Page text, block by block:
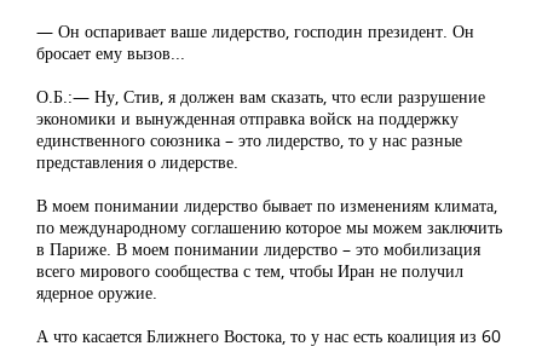
— Он оспаривает ваше лидерство, господин президент. Он
бросает ему вызов...
О.Б.:— Ну, Стив, я должен вам сказать, что если разрушение
экономики и вынужденная отправка войск на поддержку
единственного союзника – это лидерство, то у нас разные
представления о лидерстве.
В моем понимании лидерство бывает по изменениям климата,
по международному соглашению которое мы можем заключить
в Париже. В моем понимании лидерство – это мобилизация
всего мирового сообщества с тем, чтобы Иран не получил
ядерное оружие.
А что касается Ближнего Востока, то у нас есть коалиция из 60